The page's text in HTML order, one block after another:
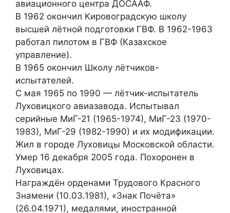
авиационного центра ДОСААФ.
В 1962 окончил Кировоградскую школу
высшей лётной подготовки ГВФ. В 1962-1963
работал пилотом в ГВФ (Казахское
управление).
В 1965 окончил Школу лётчиков-
испытателей.
С мая 1965 по 1990 — лётчик-испытатель
Луховицкого авиазавода. Испытывал
серийные МиГ-21 (1965-1974), МиГ-23 (1970-
1983), МиГ-29 (1982-1990) и их модификации.
Жил в городе Луховицы Московской области.
Умер 16 декабря 2005 года. Похоронен в
Луховицах.
Награждён орденами Трудового Красного
Знамени (10.03.1981), «Знак Почёта»
(26.04.1971), медалями, иностранной